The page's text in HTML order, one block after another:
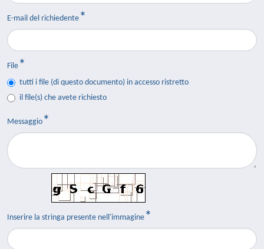
E-mail del richiedente
File
tutti i file (di questo documento) in accesso ristretto
il file(s) che avete richiesto
Messaggio
Inserire la stringa presente nell'immagine